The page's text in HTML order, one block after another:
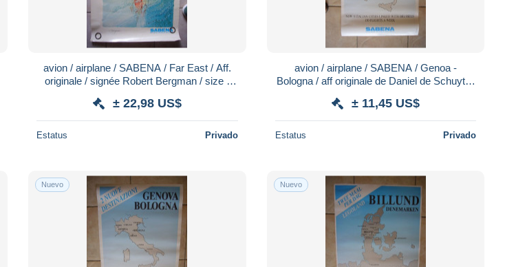
avion / airplane / SABENA / Far East / Aff.
originale / signée Robert Bergman / size :
± 22,98 US$
Estatus Privado
avion / airplane / SABENA / Genoa -
Bologna / aff originale de Daniel de Schuyter
± 11,45 US$
Estatus Privado
Nuevo Nuevo